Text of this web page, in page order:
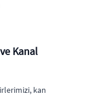
Kanal
kan